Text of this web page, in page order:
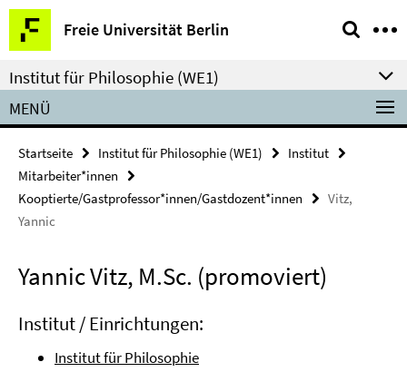
Springe
direkt
zu
Inhalt
Freie Universität Berlin
Service-
Navigation
Institut für Philosophie (WE1)
MENÜ
Startseite Institut für Philosophie (WE1)
Institut
Mitarbeiter*innen
Kooptierte/Gastprofessor*innen/Gastdozent*innen
Vitz,
Yannic
Yannic Vitz, M.Sc. (promoviert)
Institut / Einrichtungen:
Institut für Philosophie